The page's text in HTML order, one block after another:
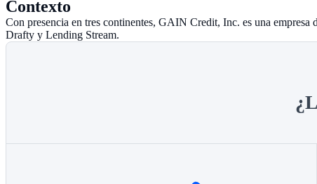
Contexto
Con presencia en tres continentes, GAIN Credit, Inc. es una empresa
Drafty y Lending Stream.